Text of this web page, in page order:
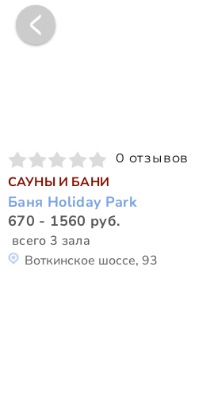
0 отзывов
САУНЫ И БАНИ
Баня Holiday Park
670 - 1560 руб.
всего 3 зала
Воткинское шоссе, 93